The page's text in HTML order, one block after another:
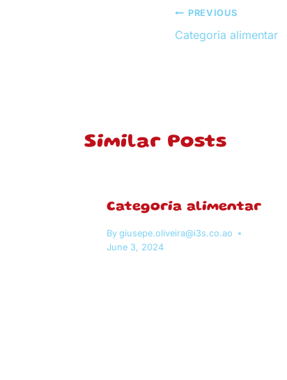
Post
navigation
PREVIOUS
Categoria alimentar
Similar Posts
Categoria alimentar
By giusepe.oliveira@i3s.co.ao
June 3, 2024